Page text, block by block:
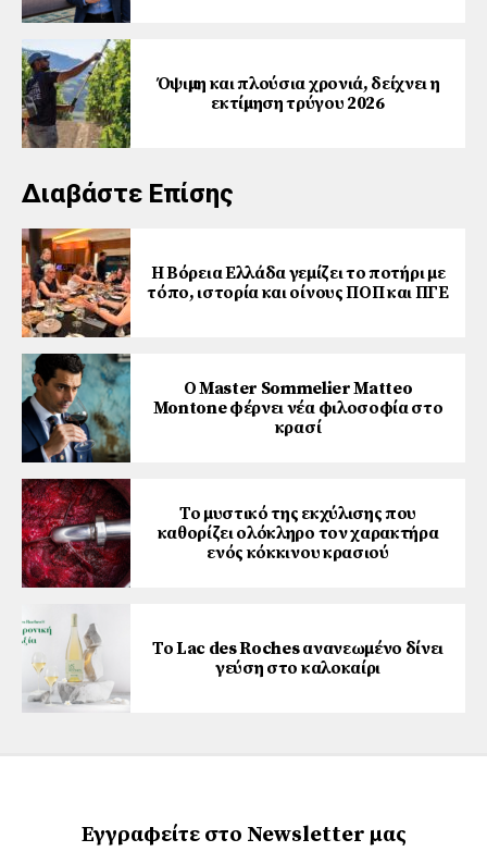
Όψιµη και πλούσια χρονιά, δείχνει η
εκτίµηση τρύγου 2026
Διαβάστε Επίσης
Η Βόρεια Ελλάδα γεμίζει το ποτήρι με
τόπο, ιστορία και οίνους ΠΟΠ και ΠΓΕ
Ο Master Sommelier Matteo
Montone φέρνει νέα φιλοσοφία στο
κρασί
Το μυστικό της εκχύλισης που
καθορίζει ολόκληρο τον χαρακτήρα
ενός κόκκινου κρασιού
Το Lac des Roches ανανεωμένο δίνει
γεύση στο καλοκαίρι
Εγγραφείτε στο Newsletter μας